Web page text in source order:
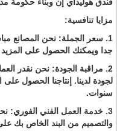
مزايا تنافسية:
1. سعر الجملة: نحن المصانع
جدا ويمكنك الحصول على المزيد
2. مراقبة الجودة: نحن نقدر
لجودة لدينا. إنتاجنا الحصول
سنوات.
3. خدمة العمل الفني
والتصميم من البند الخاص بك